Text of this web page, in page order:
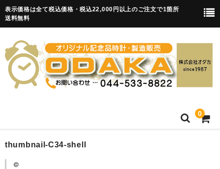
表示価格は全て税込価格・税込22,000円以上のご注文で1箇所
送料無料
0
HOME
卒園記念品
thumbnail-C34-shell